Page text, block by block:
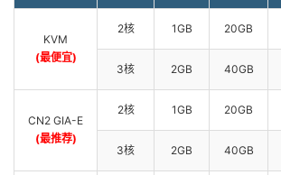
KVM
(最便宜)
2核 1GB 20GB
3核 2GB 40GB
CN2 GIA-E
(最推荐)
2核 1GB 20GB
3核 2GB 40GB